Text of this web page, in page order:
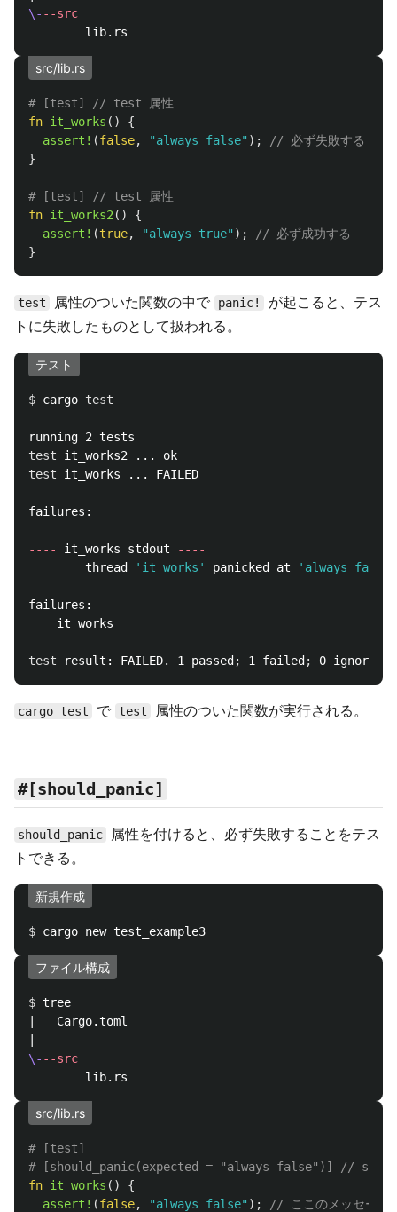
\- --src
src/lib.rs
# [test] // test 属性
fn it_works ()
{
assert! (false, "always false" );
// 必ず失敗する
}
# [test] // test 属性
fn it_works2 ()
{
assert! (true, "always true" );
// 必ず成功する
}
test 属性のついた関数の中で panic!
が起こると、テス
トに失敗したものとして扱われる。
テスト
$ cargo test
test
test it_works ... FAILED
failures:
---- it_works stdout
----
        thread
'it_works' panicked at 'always false'
failures:
    it_works
test result: FAILED. 1 passed ; 1 failed ; 0 ignored
cargo test で test 属性のついた関数が実行される。
#[should_panic]
should_panic
属性を付けると、必ず失敗することをテス
トできる。
新規作成
$
ファイル構成
$ tree
|   Cargo.toml
\- --src
src/lib.rs
# [test]
# [should_panic(expected = "always false")] //
fn it_works ()
{
assert! (false, "always false" );
// ここのメッセージ